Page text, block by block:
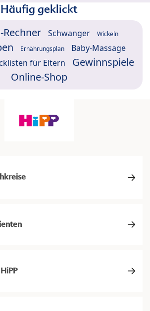
Häufig geklickt
Rechner Schwanger Wickeln
Ernährungsplan Baby-Massage
für Eltern
Gewinnspiele
Online-Shop